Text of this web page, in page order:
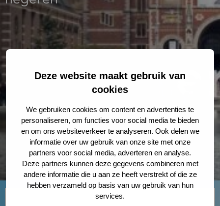
Deze website maakt gebruik van
cookies
We gebruiken cookies om content en advertenties te
personaliseren, om functies voor social media te bieden
en om ons websiteverkeer te analyseren. Ook delen we
informatie over uw gebruik van onze site met onze
partners voor social media, adverteren en analyse.
Deze partners kunnen deze gegevens combineren met
andere informatie die u aan ze heeft verstrekt of die ze
hebben verzameld op basis van uw gebruik van hun
services.